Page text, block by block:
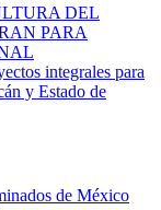
DEL
PARA
integrales para
y Estado de
de México